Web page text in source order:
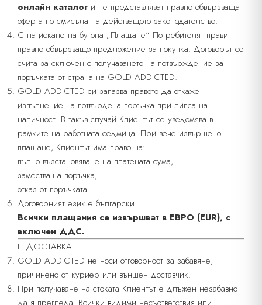
онлайн каталог и не представляват правно обвързваща
оферта по смисъла на действащото законодателство.
С натискане на бутона „Плащане“ Потребителят прави
правно обвързващо предложение за покупка. Договорът се
счита за сключен с получаването на потвърждение за
поръчката от страна на GOLD ADDICTED.
GOLD ADDICTED си запазва правото да откаже
изпълнение на потвърдена поръчка при липса на
наличност. В такъв случай Клиентът се уведомява в
рамките на работната седмица. При вече извършено
плащане, Клиентът има право на:
пълно възстановяване на платената сума;
заместваща поръчка;
отказ от поръчката.
Договорният език е български.
Всички плащания се извършват в ЕВРО (EUR), с
включен ДДС.
II. ДОСТАВКА
GOLD ADDICTED не носи отговорност за забавяне,
причинено от куриер или външен доставчик.
При получаване на стоката Клиентът е длъжен незабавно